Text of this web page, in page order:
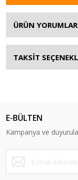
ÜRÜN
TAKSİT
E-BÜLTEN
Kampanya ve